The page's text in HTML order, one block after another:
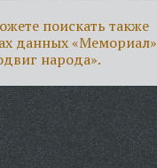
поискать также
данных «Мемориал»
народа».